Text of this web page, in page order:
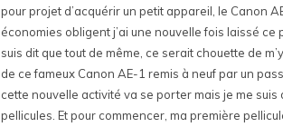
pour projet d’acquérir un petit appareil, le Canon
économies obligent j’ai une nouvelle fois laissé ce
suis dit que tout de même, ce serait chouette de
de ce fameux Canon AE-1 remis à neuf par un
cette nouvelle activité va se porter mais je me
pellicules. Et pour commencer, ma première